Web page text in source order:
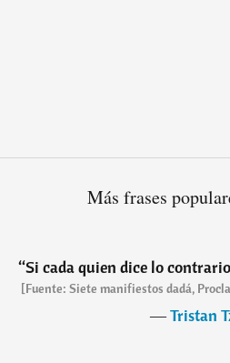
Más frases
“Si cada quien dice lo
[Fuente: Siete manifiestos dadá,
―Tristan